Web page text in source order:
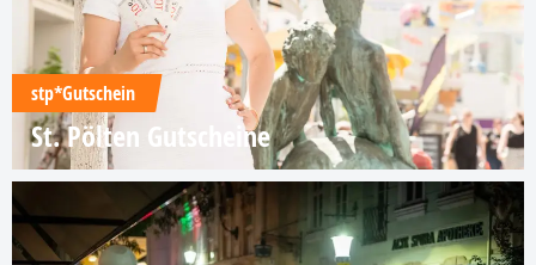
stp*Gutschein
St. Pölten Gutscheine